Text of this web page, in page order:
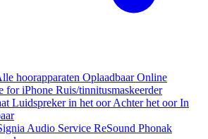
hoorapparaten OplaadbaarOnline
for iPhone Ruis/tinnitusmaskeerder
Luidspreker in het oorAchter het oorIn
Audio Service ReSound Phonak